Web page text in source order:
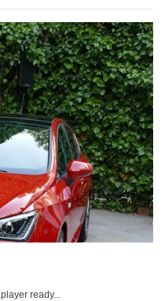
player ready...